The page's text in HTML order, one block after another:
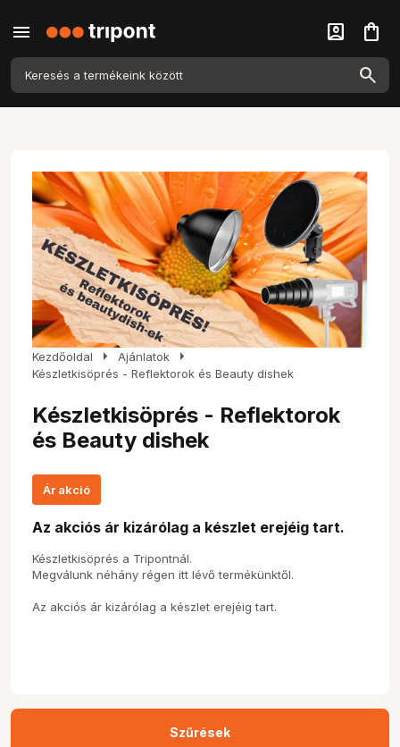
menu account_box shopping_bag
Kezdőoldal arrow_right Ajánlatok arrow_right
Készletkisöprés - Reflektorok és Beauty dishek
Készletkisöprés - Reflektorok
és Beauty dishek
Ár akció
Az akciós ár kizárólag a készlet erejéig tart.
Készletkisöprés a Tripontnál.
Megválunk néhány régen itt lévő termékünktől.
Az akciós ár kizárólag a készlet erejéig tart.
Szűrések